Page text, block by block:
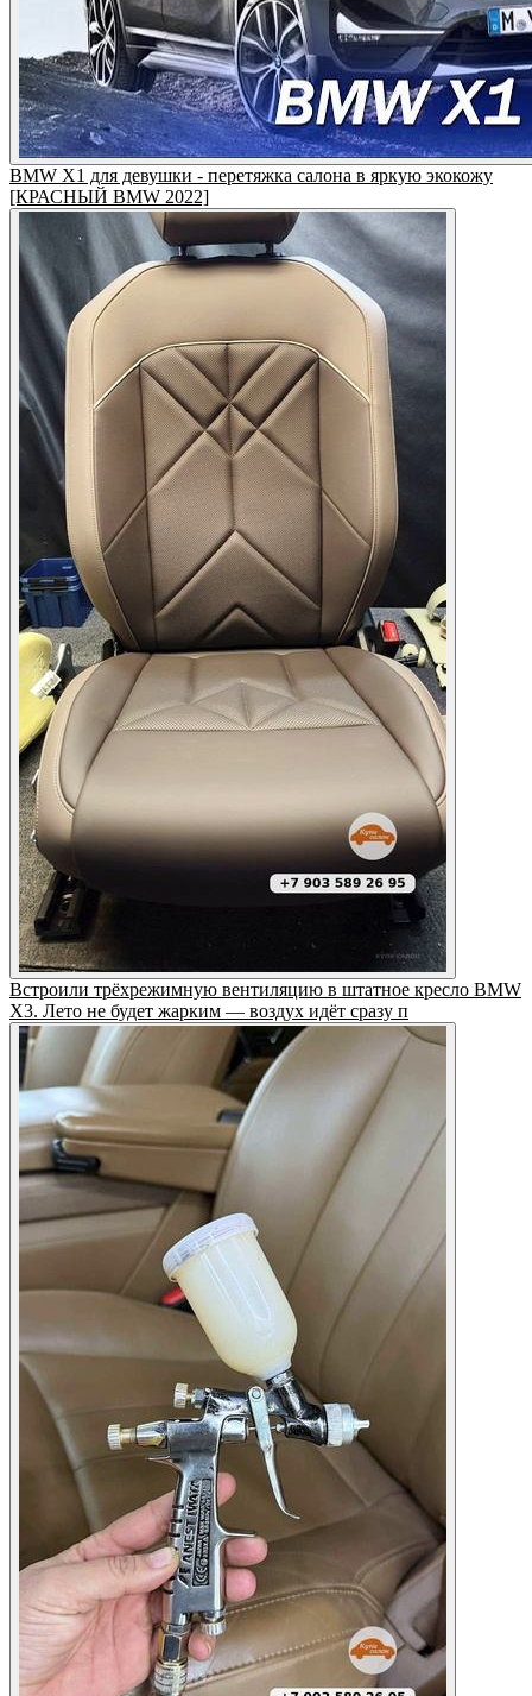
BMW X1 для девушки - перетяжка салона в яркую экокожу
[КРАСНЫЙ BMW 2022]
Встроили трёхрежимную вентиляцию в штатное кресло BMW
X3. Лето не будет жарким — воздух идёт сразу п